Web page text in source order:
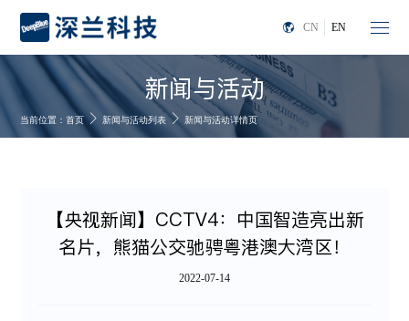
CN EN
新闻与活动
当前位置：首页 新闻与活动列表 新闻与活动详情页
【央视新闻】CCTV4：中国智造亮出新
名片，熊猫公交驰骋粤港澳大湾区！
2022-07-14